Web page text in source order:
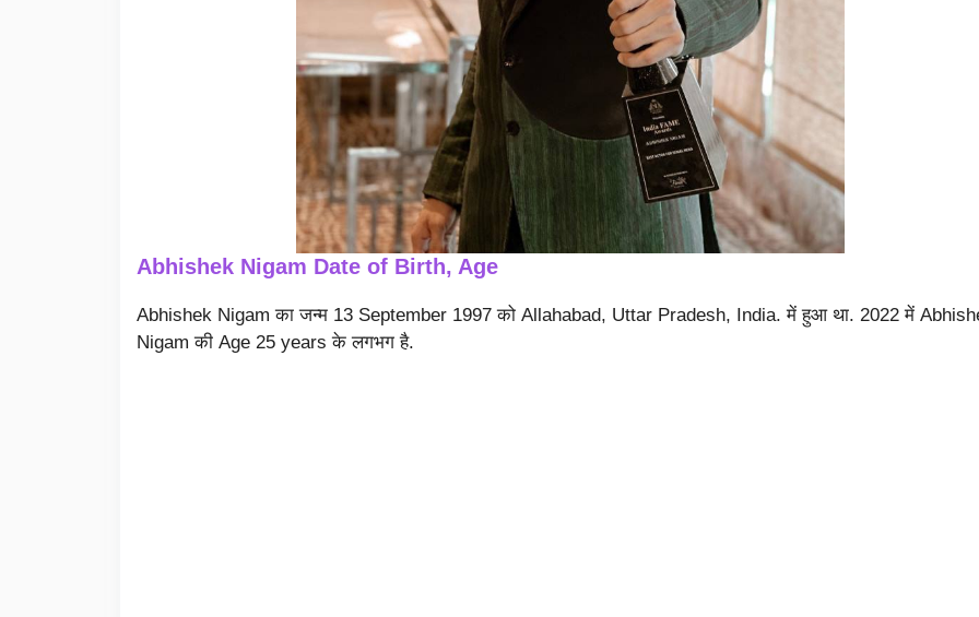
Abhishek Nigam Date of Birth, Age
Abhishek Nigam का जन्म 13 September 1997 को Allahabad, Uttar Pradesh, India. में हुआ था. 2022 में
Nigam की Age 25 years के लगभग है.